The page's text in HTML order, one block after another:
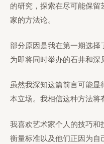
的研究，探索在尽可能保
家的方法论。
部分原因是我在第一期选
为即将同时举办的石井和深
虽然我深知这篇前言可能
本立场。我相信这种方法将
我喜欢艺术家个人的技巧
衡量标准以及他们正因为自